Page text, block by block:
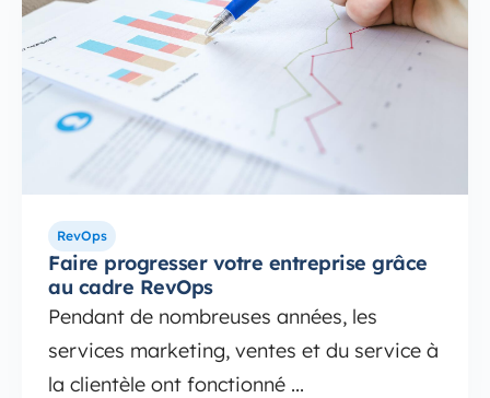
RevOps
Faire progresser votre entreprise grâce
au cadre RevOps
Pendant de nombreuses années, les
services marketing, ventes et du service à
la clientèle ont fonctionné ...